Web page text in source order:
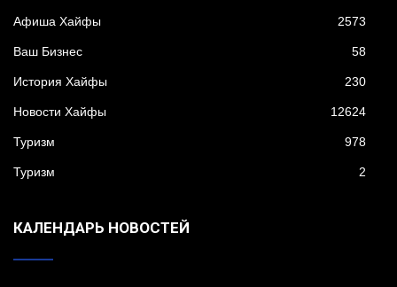
Афиша Хайфы 2573
Ваш Бизнес 58
История Хайфы 230
Новости Хайфы 12624
Туризм 978
Туризм 2
КАЛЕНДАРЬ НОВОСТЕЙ